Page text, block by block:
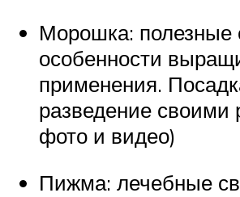
Морошка: полезные
особенности
применения.
разведение своими
фото и видео)
Пижма: лечебные